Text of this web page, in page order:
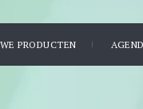
PRODUCTEN